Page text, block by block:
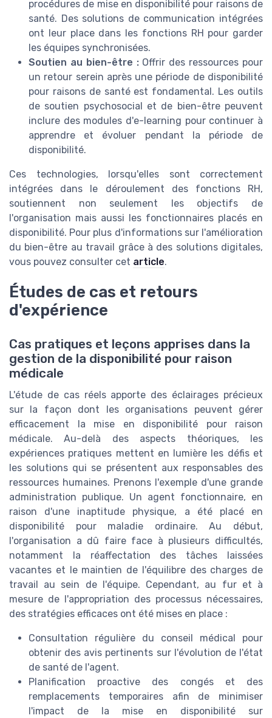
procédures de mise en disponibilité pour raisons de
santé. Des solutions de communication intégrées
ont leur place dans les fonctions RH pour garder
les équipes synchronisées.
Soutien au bien-être :Offrir des ressources pour
un retour serein après une période de disponibilité
pour raisons de santé est fondamental. Les outils
de soutien psychosocial et de bien-être peuvent
inclure des modules d'e-learning pour continuer à
apprendre et évoluer pendant la période de
disponibilité.
Ces technologies, lorsqu'elles sont correctement
intégrées dans le déroulement des fonctions RH,
soutiennent non seulement les objectifs de
l'organisation mais aussi les fonctionnaires placés en
disponibilité. Pour plus d'informations sur l'amélioration
du bien-être au travail grâce à des solutions digitales,
vous pouvez consulter cet article.
Études de cas et retours
d'expérience
Cas pratiques et leçons apprises dans la
gestion de la disponibilité pour raison
médicale
L'étude de cas réels apporte des éclairages précieux
sur la façon dont les organisations peuvent gérer
efficacement la mise en disponibilité pour raison
médicale. Au-delà des aspects théoriques, les
expériences pratiques mettent en lumière les défis et
les solutions qui se présentent aux responsables des
ressources humaines. Prenons l'exemple d'une grande
administration publique. Un agent fonctionnaire, en
raison d'une inaptitude physique, a été placé en
disponibilité pour maladie ordinaire. Au début,
l'organisation a dû faire face à plusieurs difficultés,
notamment la réaffectation des tâches laissées
vacantes et le maintien de l'équilibre des charges de
travail au sein de l'équipe. Cependant, au fur et à
mesure de l'appropriation des processus nécessaires,
des stratégies efficaces ont été mises en place :
Consultation régulière du conseil médical pour
obtenir des avis pertinents sur l'évolution de l'état
de santé de l'agent.
Planification proactive des congés et des
remplacements temporaires afin de minimiser
l'impact de la mise en disponibilité sur